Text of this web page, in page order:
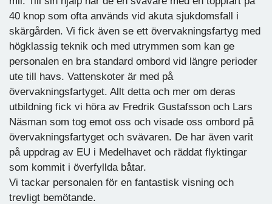
40 knop som ofta används vid akuta sjukdomsfall i
skärgården. Vi fick även se ett övervakningsfartyg med
högklassig teknik och med utrymmen som kan ge
personalen en bra standard ombord vid längre perioder
ute till havs. Vattenskoter är med på
övervakningsfartyget. Allt detta och mer om deras
utbildning fick vi höra av Fredrik Gustafsson och Lars
Näsman som tog emot oss och visade oss ombord på
övervakningsfartyget och svävaren. De har även varit
på uppdrag av EU i Medelhavet och räddat flyktingar
som kommit i överfyllda båtar.
Vi tackar personalen för en fantastisk visning och
trevligt bemötande.